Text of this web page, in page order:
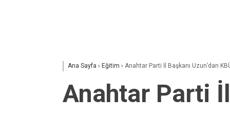
Ana Sayfa › Eğitim › Anahtar Parti İl Başkanı Uzun’dan
Anahtar Parti İl